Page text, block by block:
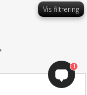
Vis filtrering
1